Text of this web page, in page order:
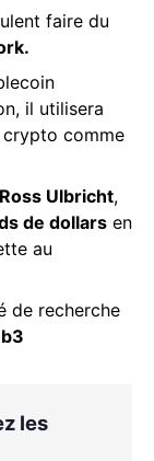
faire du
il utilisera
comme
Ross Ulbricht,
de dollars en
au
de recherche
les